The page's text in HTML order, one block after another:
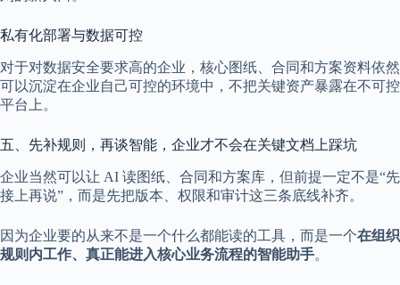
私有化部署与数据可控
对于对数据安全要求高的企业，核心图纸、合同和方案资料依然
可以沉淀在企业自己可控的环境中，不把关键资产暴露在不可控
平台上。
五、先补规则，再谈智能，企业才不会在关键文档上踩坑
企业当然可以让 AI 读图纸、合同和方案库，但前提一定不是“先
接上再说”，而是先把版本、权限和审计这三条底线补齐。
因为企业要的从来不是一个什么都能读的工具，而是一个在组织
规则内工作、真正能进入核心业务流程的智能助手。